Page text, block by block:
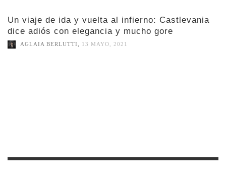
Un viaje de ida y vuelta al infierno: Castlevania
dice adiós con elegancia y mucho gore
AGLAIA BERLUTTI, 13 MAYO, 2021